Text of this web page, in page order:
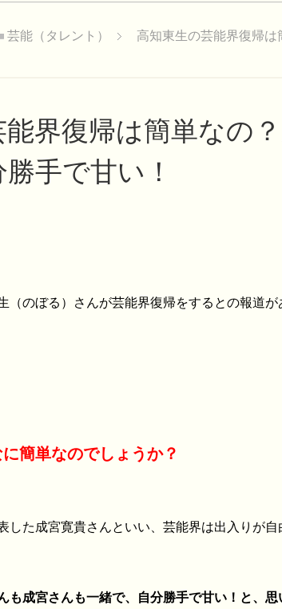
芸能（タレント） 高知東生の芸能界復帰は
界復帰は簡単なの
手で甘い！
（のぼる）さんが芸能界復帰をするとの報道が
簡単なのでしょうか？
した成宮寛貴さんといい、芸能界は出入りが自
も成宮さんも一緒で、自分勝手で甘い！と、